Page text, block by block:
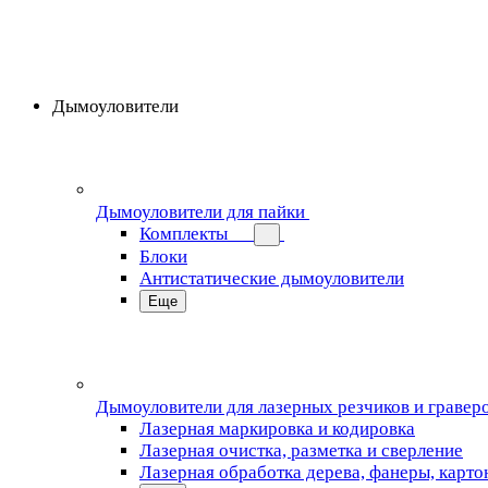
Дымоуловители
Дымоуловители для пайки
Комплекты
Блоки
Антистатические дымоуловители
Еще
Дымоуловители для лазерных резчиков и
Лазерная маркировка и кодировка
Лазерная очистка, разметка и сверление
Лазерная обработка дерева, фанеры,